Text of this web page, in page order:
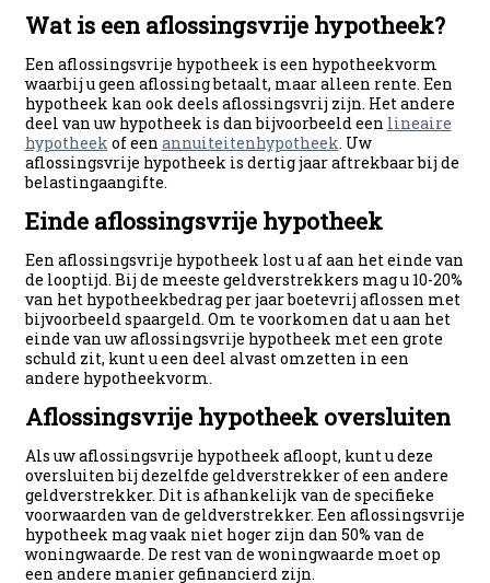
Wat is een aflossingsvrije hypotheek?
Een aflossingsvrije hypotheek is een hypotheekvorm
waarbij u geen aflossing betaalt, maar alleen rente. Een
hypotheek kan ook deels aflossingsvrij zijn. Het andere
deel van uw hypotheek is dan bijvoorbeeld een lineaire
hypotheek of een annuiteitenhypotheek. Uw
aflossingsvrije hypotheek is dertig jaar aftrekbaar bij de
belastingaangifte.
Einde aflossingsvrije hypotheek
Een aflossingsvrije hypotheek lost u af aan het einde van
de looptijd. Bij de meeste geldverstrekkers mag u 10-20%
van het hypotheekbedrag per jaar boetevrij aflossen met
bijvoorbeeld spaargeld. Om te voorkomen dat u aan het
einde van uw aflossingsvrije hypotheek met een grote
schuld zit, kunt u een deel alvast omzetten in een
andere hypotheekvorm.
Aflossingsvrije hypotheek oversluiten
Als uw aflossingsvrije hypotheek afloopt, kunt u deze
oversluiten bij dezelfde geldverstrekker of een andere
geldverstrekker. Dit is afhankelijk van de specifieke
voorwaarden van de geldverstrekker. Een aflossingsvrije
hypotheek mag vaak niet hoger zijn dan 50% van de
woningwaarde. De rest van de woningwaarde moet op
een andere manier gefinancierd zijn.